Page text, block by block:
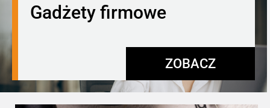
Gadżety firmowe
ZOBACZ